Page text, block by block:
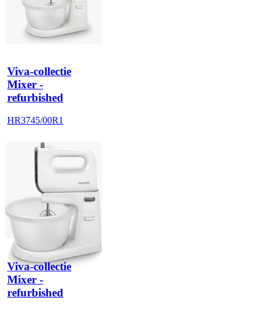
Viva-collectie
Mixer -
refurbished
HR3745/00R1
Viva-collectie
Mixer -
refurbished